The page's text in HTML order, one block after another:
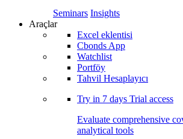
Seminars Insights
Araçlar
Excel eklentisi
Cbonds App
Watchlist
Portföy
Tahvil Hesaplayıcı
Try in 7 days Trial access
Evaluate comprehensive
analytical tools